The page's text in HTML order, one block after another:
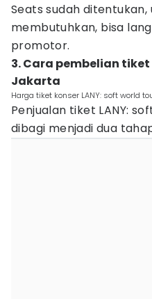
Seats sudah
membutuhkan, bisa
promotor.
3. Cara pembelian
Jakarta
Harga tiket konser LANY: soft world
Penjualan tiket LANY:
dibagi menjadi dua